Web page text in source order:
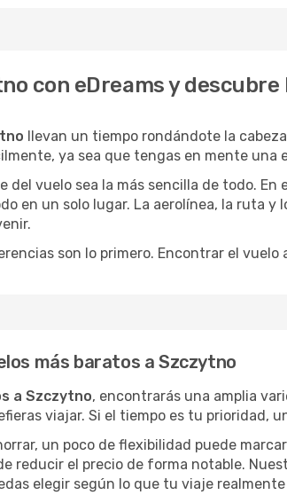
con eDreams y
llevan un tiempo rondándote la
ya sea que tengas en mente una
del vuelo sea la más sencilla de todo. En
en un solo lugar. La aerolínea, la ruta
son lo primero. Encontrar el
más baratos a Szczytno
a Szczytno, encontrarás una amplia
viajar. Si el tiempo es tu prioridad,
un poco de flexibilidad puede
reducir el precio de forma notable.
elegir según lo que tu viaje